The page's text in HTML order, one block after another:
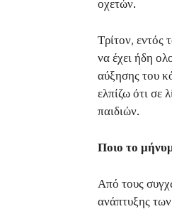
Τρίτον, εντός
να έχει ήδη
αύξησης του
ελπίζω ότι σε
παιδιών.
Ποιο το
Από τους
ανάπτυξης